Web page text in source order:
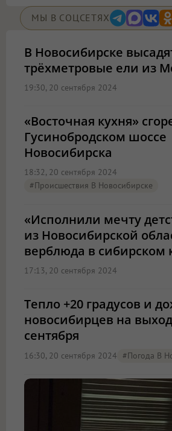
МЫ В СОЦСЕТЯХ
В Новосибирске
трёхметровые ели из
19:30, 20 сентября 2024
«Восточная кухня»
Гусинобродском шоссе
Новосибирска
18:32, 20 сентября 2024
#Происшествия В Новосибирске
«Исполнили мечту
из Новосибирской
верблюда в сибирском
17:13, 20 сентября 2024
Тепло +20 градусов и
новосибирцев на
сентября
16:30, 20 сентября 2024 #Погода В